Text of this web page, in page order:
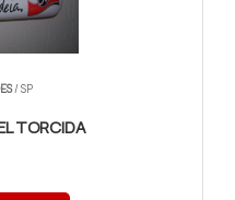
/ SP
TORCIDA